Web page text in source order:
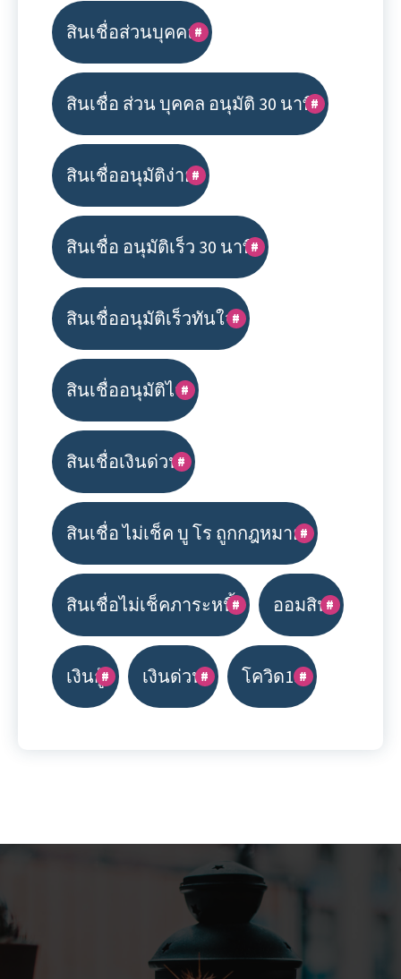
สินเชื่อส่วนบุคคล
สินเชื่อ ส่วน บุคคล อนุมัติ 30 นาที
สินเชื่ออนุมัติง่าย
สินเชื่อ อนุมัติเร็ว 30 นาที
สินเชื่ออนุมัติเร็วทันใจ
สินเชื่ออนุมัติไว
สินเชื่อเงินด่วน
สินเชื่อ ไม่เช็ค บู โร ถูกกฎหมาย
สินเชื่อไม่เช็คภาระหนี้ ออมสิน
เงินกู้ เงินด่วน โควิด19